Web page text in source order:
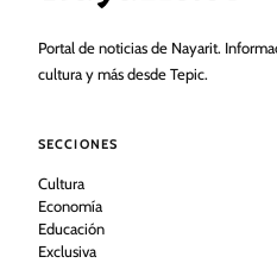
Portal de noticias de Nayarit.
cultura y más desde Tepic.
SECCIONES
Cultura
Economía
Educación
Exclusiva